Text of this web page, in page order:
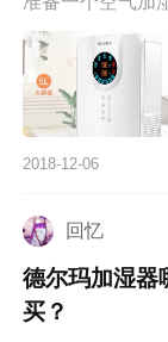
都有不同的功能
2018-12-06
回忆
德尔玛加湿器
买？